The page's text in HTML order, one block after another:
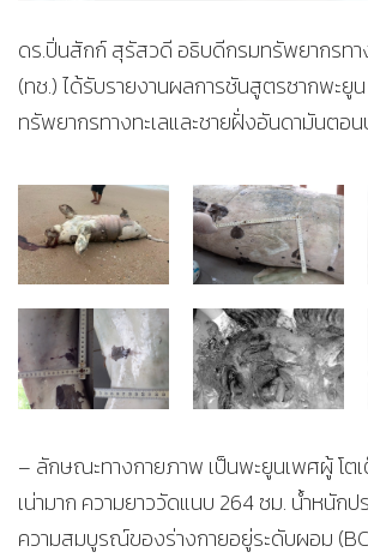
ดร.ปิ่นสักก์ สุรัสวดี อธิบดีกรมทรัพยากรทา
(ทช.) ได้รับรายงานผลการชันสูตรซากพะยู
ทรัพยากรทางทะเลและชายฝั่งอันดามันตอ
– ลักษณะทางกายภาพ เป็นพะยูนเพศผู้ โต
เน่ามาก ความยาววัดแนบ 264 ซม. น้ำหนัก
ความสมบูรณ์ของร่างกายอยู่ระดับผอม